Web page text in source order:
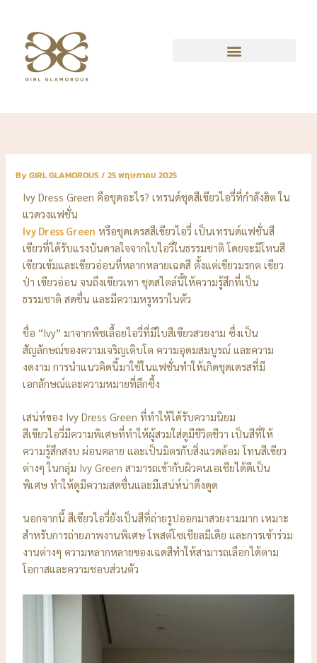
content
ByGIRL GLAMOROUS/25 พฤษภาคม 2025
Ivy Dress Green คือชุดอะไร? เทรนด์ชุดสีเขียวไอวี่ที่กำลังฮิต ใน
แวดวงแฟชั่น
Ivy Dress Green หรือชุดเดรสสีเขียวไอวี่ เป็นเทรนด์แฟชั่นสี
เขียวที่ได้รับแรงบันดาลใจจากใบไอวี่ในธรรมชาติ โดยจะมีโทนสี
เขียวเข้มและเขียวอ่อนที่หลากหลายเฉดสี ตั้งแต่เขียวมรกต เขียว
ป่า เขียวอ่อน จนถึงเขียวเทา ชุดสไตล์นี้ให้ความรู้สึกที่เป็น
ธรรมชาติ สดชื่น และมีความหรูหราในตัว
ชื่อ “Ivy” มาจากพืชเลื้อยไอวี่ที่มีใบสีเขียวสวยงาม ซึ่งเป็น
สัญลักษณ์ของความเจริญเติบโต ความอุดมสมบูรณ์ และความ
งดงาม การนำแนวคิดนี้มาใช้ในแฟชั่นทำให้เกิดชุดเดรสที่มี
เอกลักษณ์และความหมายที่ลึกซึ้ง
เสน่ห์ของ Ivy Dress Green ที่ทำให้ได้รับความนิยม
สีเขียวไอวี่มีความพิเศษที่ทำให้ผู้สวมใส่ดูมีชีวิตชีวา เป็นสีที่ให้
ความรู้สึกสงบ ผ่อนคลาย และเป็นมิตรกับสิ่งแวดล้อม โทนสีเขียว
ต่างๆ ในกลุ่ม Ivy Green สามารถเข้ากับผิวคนเอเชียได้ดีเป็น
พิเศษ ทำให้ดูมีความสดชื่นและมีเสน่ห์น่าดึงดูด
นอกจากนี้ สีเขียวไอวี่ยังเป็นสีที่ถ่ายรูปออกมาสวยงามมาก เหมาะ
สำหรับการถ่ายภาพงานพิเศษ โพสต์โซเชียลมีเดีย และการเข้าร่วม
งานต่างๆ ความหลากหลายของเฉดสีทำให้สามารถเลือกได้ตาม
โอกาสและความชอบส่วนตัว